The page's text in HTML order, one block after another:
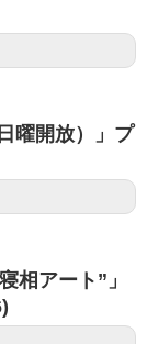
曜開放）」プ
相アート”」